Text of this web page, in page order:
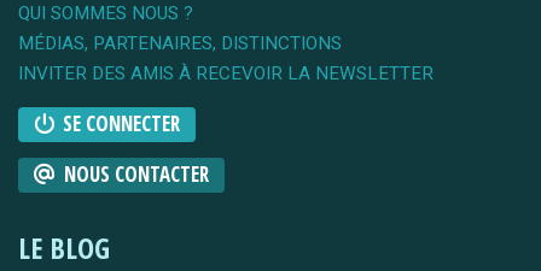
QUI SOMMES NOUS ?
MÉDIAS, PARTENAIRES, DISTINCTIONS
INVITER DES AMIS À RECEVOIR LA NEWSLETTER
SE CONNECTER
NOUS CONTACTER
LE BLOG